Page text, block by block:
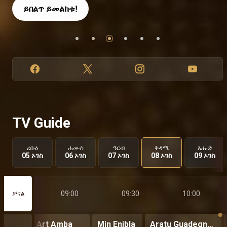
ይበልጥ ይመልከቱ!
ይበልጥ ይመልከቱ!
ይበልጥ ይመልከቱ
ይበልጥ ይመልከቱ!
TV Guide
ረቡዕ
05 ኦገስ
ሐሙስ
06 ኦገስ
ዓርብ
07 ኦገስ
ቅዳሜ
08 ኦገስ
እሑድ
09 ኦገስ
ቻናል
08:30 09:00 09:30 10:00